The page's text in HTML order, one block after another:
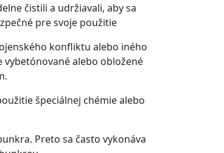
čistili a udržiavali, aby sa
pre svoje použitie
konfliktu alebo iného
vybetónované alebo obložené
špeciálnej chémie alebo
Preto sa často vykonáva